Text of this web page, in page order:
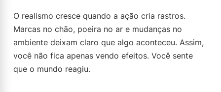
O realismo cresce quando a ação cria rastros.
Marcas no chão, poeira no ar e mudanças no
ambiente deixam claro que algo aconteceu. Assim,
você não fica apenas vendo efeitos. Você sente
que o mundo reagiu.